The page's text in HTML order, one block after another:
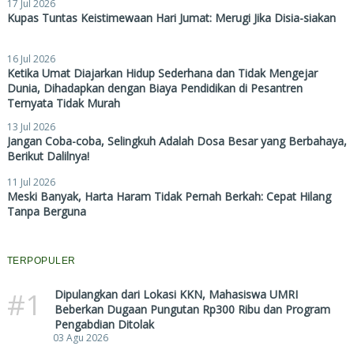
17 Jul 2026
Kupas Tuntas Keistimewaan Hari Jumat: Merugi Jika Disia-siakan
16 Jul 2026
Ketika Umat Diajarkan Hidup Sederhana dan Tidak Mengejar
Dunia, Dihadapkan dengan Biaya Pendidikan di Pesantren
Ternyata Tidak Murah
13 Jul 2026
Jangan Coba-coba, Selingkuh Adalah Dosa Besar yang Berbahaya,
Berikut Dalilnya!
11 Jul 2026
Meski Banyak, Harta Haram Tidak Pernah Berkah: Cepat Hilang
Tanpa Berguna
TERPOPULER
#1
Dipulangkan dari Lokasi KKN, Mahasiswa UMRI
Beberkan Dugaan Pungutan Rp300 Ribu dan Program
Pengabdian Ditolak
03 Agu 2026